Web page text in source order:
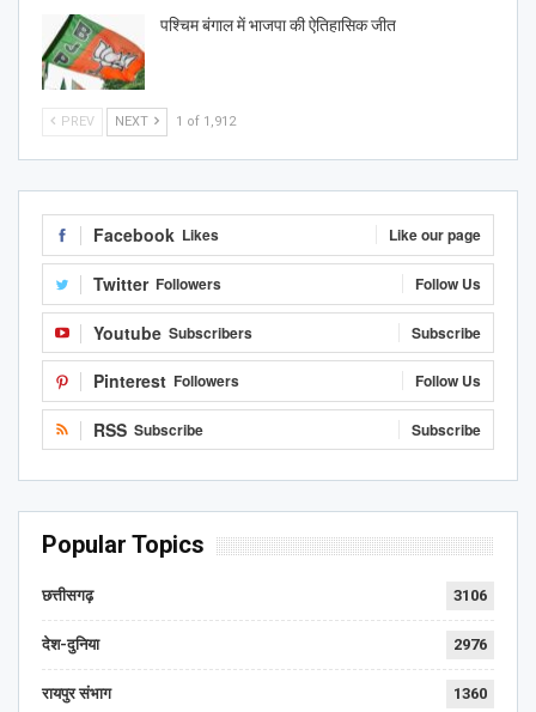
पश्चिम बंगाल में भाजपा की ऐतिहासिक जीत
PREV NEXT 1 of 1,912
Facebook Likes Like our page
Twitter Followers Follow Us
Youtube Subscribers Subscribe
Pinterest Followers Follow Us
RSS Subscribe Subscribe
Popular Topics
छत्तीसगढ़ 3106
देश-दुनिया 2976
रायपुर संभाग 1360